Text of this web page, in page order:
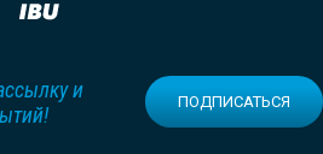
и
ПОДПИСАТЬСЯ